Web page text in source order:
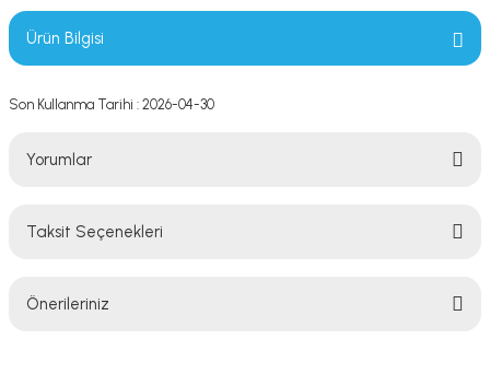
Ürün Bilgisi
Son Kullanma Tarihi : 2026-04-30
Yorumlar
Taksit Seçenekleri
Önerileriniz